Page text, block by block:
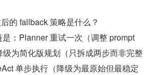
的 fallback 策略是什么？
：Planner 重试一次（调整 prompt
为简化版规划（只拆成两步而非完整
单步执行（降级为最原始但最稳定